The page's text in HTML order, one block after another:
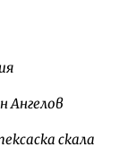
Ангелов
скала